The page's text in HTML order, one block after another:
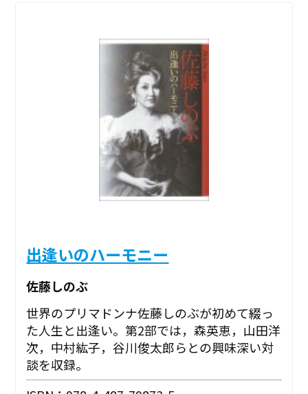
出逢いのハーモニー
佐藤しのぶ
世界のプリマドンナ佐藤しのぶが初めて綴っ
た人生と出逢い。第2部では，森英恵，山田洋
次，中村紘子，谷川俊太郎らとの興味深い対
談を収録。